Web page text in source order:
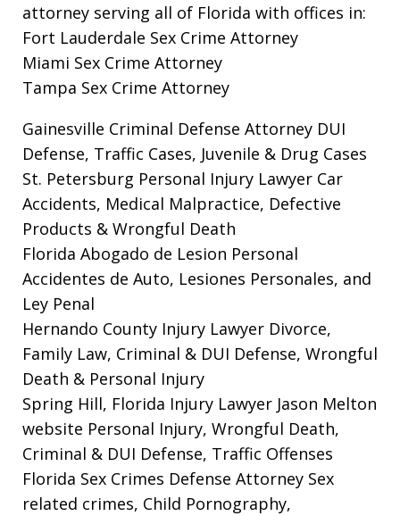
attorney serving all of Florida with offices in:
Fort Lauderdale Sex Crime Attorney
Miami Sex Crime Attorney
Tampa Sex Crime Attorney
Gainesville Criminal Defense Attorney DUI
Defense, Traffic Cases, Juvenile & Drug Cases
St. Petersburg Personal Injury Lawyer Car
Accidents, Medical Malpractice, Defective
Products & Wrongful Death
Florida Abogado de Lesion Personal
Accidentes de Auto, Lesiones Personales, and
Ley Penal
Hernando County Injury Lawyer Divorce,
Family Law, Criminal & DUI Defense, Wrongful
Death & Personal Injury
Spring Hill, Florida Injury Lawyer Jason Melton
website Personal Injury, Wrongful Death,
Criminal & DUI Defense, Traffic Offenses
Florida Sex Crimes Defense Attorney Sex
related crimes, Child Pornography,